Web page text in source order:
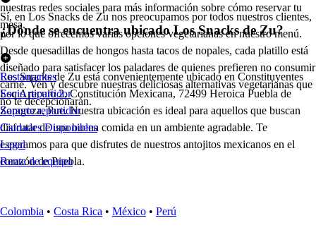
nuestras redes sociales para más información sobre cómo reservar tu
mesa.
Sí, en Los Snacks de Zu nos preocupamos por todos nuestros clientes,
por lo que ofrecemos varias opciones vegetarianas en nuestro menú.
Desde quesadillas de hongos hasta tacos de nopales, cada platillo está
diseñado para satisfacer los paladares de quienes prefieren no consumir
carne. Ven y descubre nuestras deliciosas alternativas vegetarianas que
no te decepcionarán.
¿Dónde se encuentra ubicado Los Snacks de Zu?
Los Snacks de Zu está convenientemente ubicado en Constituyentes
Esq Articulo 2, Constitución Mexicana, 72499 Heroica Puebla de
Zaragoza, Pue. Nuestra ubicación es ideal para aquellos que buscan
disfrutar de una buena comida en un ambiente agradable. Te
esperamos para que disfrutes de nuestros antojitos mexicanos en el
corazón de Puebla.
Restaurantes
Socio repartidor
Soporte repartidor
Ciudades Disponibles
Legal
Renta de equipo
Colombia • Costa Rica • México • Perú